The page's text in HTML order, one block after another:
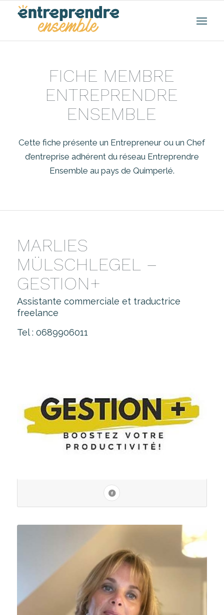
FICHE MEMBRE
ENTREPRENDRE
ENSEMBLE
Cette fiche présente un Entrepreneur ou un Chef
d’entreprise adhérent du réseau Entreprendre
Ensemble au pays de Quimperlé.
MARLIES
MÜLSCHLEGEL –
GESTION+
Assistante commerciale et traductrice
freelance
Tel : 0689906011